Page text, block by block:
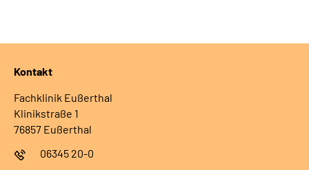
Kontakt
Fachklinik Eußerthal
Klinikstraße 1
76857 Eußerthal
06345 20-0